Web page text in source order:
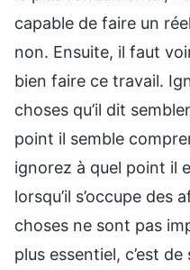
capable de faire un
non. Ensuite, il faut
bien faire ce travail.
choses qu’il dit
point il semble
ignorez à quel point il
lorsqu’il s’occupe des
choses ne sont pas
plus essentiel, c’est